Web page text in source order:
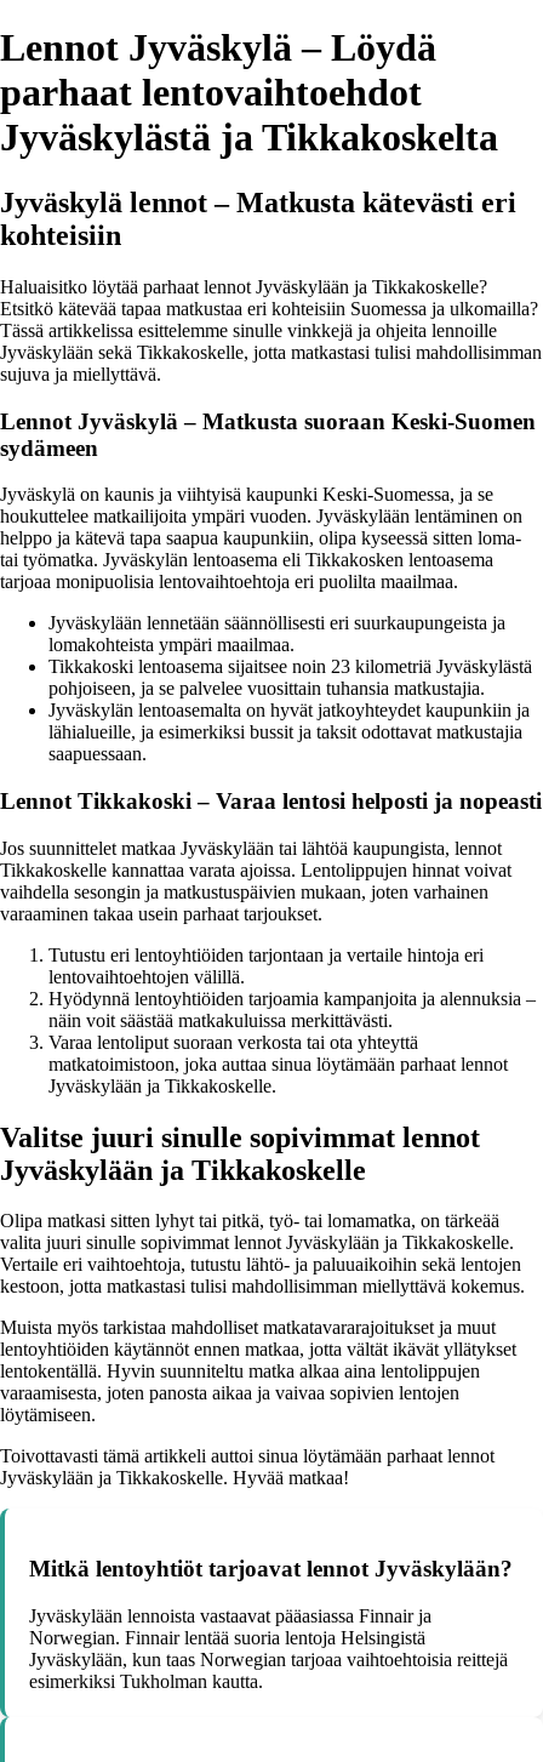
Lennot Jyväskylä – Löydä
parhaat lentovaihtoehdot
Jyväskylästä ja Tikkakoskelta
Jyväskylä lennot – Matkusta kätevästi eri
kohteisiin
Haluaisitko löytää parhaat lennot Jyväskylään ja Tikkakoskelle?
Etsitkö kätevää tapaa matkustaa eri kohteisiin Suomessa ja ulkomailla?
Tässä artikkelissa esittelemme sinulle vinkkejä ja ohjeita lennoille
Jyväskylään sekä Tikkakoskelle, jotta matkastasi tulisi mahdollisimman
sujuva ja miellyttävä.
Lennot Jyväskylä – Matkusta suoraan Keski-Suomen
sydämeen
Jyväskylä on kaunis ja viihtyisä kaupunki Keski-Suomessa, ja se
houkuttelee matkailijoita ympäri vuoden. Jyväskylään lentäminen on
helppo ja kätevä tapa saapua kaupunkiin, olipa kyseessä sitten loma-
tai työmatka. Jyväskylän lentoasema eli Tikkakosken lentoasema
tarjoaa monipuolisia lentovaihtoehtoja eri puolilta maailmaa.
Jyväskylään lennetään säännöllisesti eri suurkaupungeista ja
lomakohteista ympäri maailmaa.
Tikkakoski lentoasema sijaitsee noin 23 kilometriä Jyväskylästä
pohjoiseen, ja se palvelee vuosittain tuhansia matkustajia.
Jyväskylän lentoasemalta on hyvät jatkoyhteydet kaupunkiin ja
lähialueille, ja esimerkiksi bussit ja taksit odottavat matkustajia
saapuessaan.
Lennot Tikkakoski – Varaa lentosi helposti ja nopeasti
Jos suunnittelet matkaa Jyväskylään tai lähtöä kaupungista, lennot
Tikkakoskelle kannattaa varata ajoissa. Lentolippujen hinnat voivat
vaihdella sesongin ja matkustuspäivien mukaan, joten varhainen
varaaminen takaa usein parhaat tarjoukset.
Tutustu eri lentoyhtiöiden tarjontaan ja vertaile hintoja eri
lentovaihtoehtojen välillä.
Hyödynnä lentoyhtiöiden tarjoamia kampanjoita ja alennuksia –
näin voit säästää matkakuluissa merkittävästi.
Varaa lentoliput suoraan verkosta tai ota yhteyttä
matkatoimistoon, joka auttaa sinua löytämään parhaat lennot
Jyväskylään ja Tikkakoskelle.
Valitse juuri sinulle sopivimmat lennot
Jyväskylään ja Tikkakoskelle
Olipa matkasi sitten lyhyt tai pitkä, työ- tai lomamatka, on tärkeää
valita juuri sinulle sopivimmat lennot Jyväskylään ja Tikkakoskelle.
Vertaile eri vaihtoehtoja, tutustu lähtö- ja paluuaikoihin sekä lentojen
kestoon, jotta matkastasi tulisi mahdollisimman miellyttävä kokemus.
Muista myös tarkistaa mahdolliset matkatavararajoitukset ja muut
lentoyhtiöiden käytännöt ennen matkaa, jotta vältät ikävät yllätykset
lentokentällä. Hyvin suunniteltu matka alkaa aina lentolippujen
varaamisesta, joten panosta aikaa ja vaivaa sopivien lentojen
löytämiseen.
Toivottavasti tämä artikkeli auttoi sinua löytämään parhaat lennot
Jyväskylään ja Tikkakoskelle. Hyvää matkaa!
Mitkä lentoyhtiöt tarjoavat lennot Jyväskylään?
Jyväskylään lennoista vastaavat pääasiassa Finnair ja
Norwegian. Finnair lentää suoria lentoja Helsingistä
Jyväskylään, kun taas Norwegian tarjoaa vaihtoehtoisia reittejä
esimerkiksi Tukholman kautta.